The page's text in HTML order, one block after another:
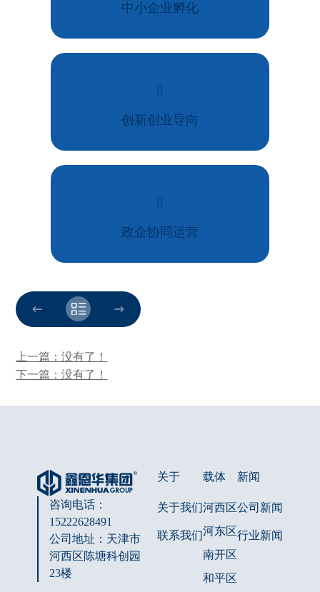
中小企业孵化
创新创业导向
政企协同运营
上一篇：没有了！
下一篇：没有了！
咨询电话：
15222628491
公司地址：天津市
河西区陈塘科创园
23楼
关于
关于我们
联系我们
载体
河西区
河东区
南开区
和平区
新闻
公司新闻
行业新闻